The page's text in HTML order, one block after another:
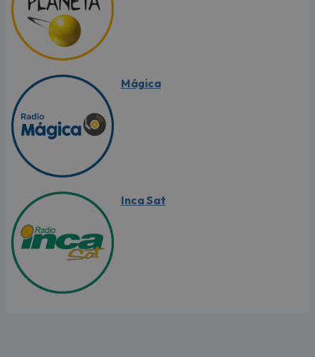
Mágica
Inca Sat